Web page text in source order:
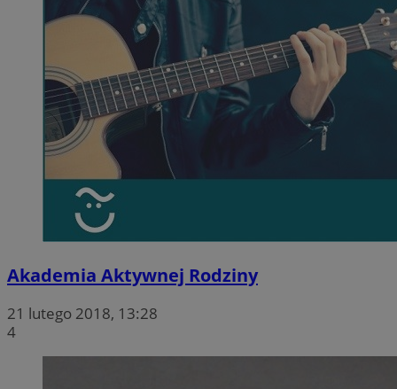
Akademia Aktywnej Rodziny
21 lutego 2018, 13:28
4